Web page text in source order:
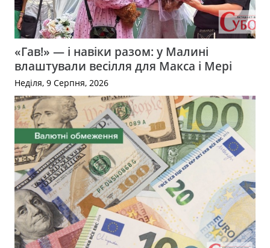
«Гав!» — і навіки разом: у Малині
влаштували весілля для Макса і Мері
Неділя, 9 Серпня, 2026